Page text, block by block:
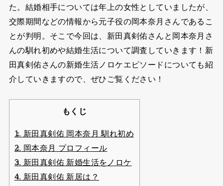
た。結婚相手については年上の女性としていましたが、
交際期間などの情報から元子役の岡本奈月さんであるこ
とが判明。そこで今回は、新田真剣佑さんと岡本奈月さ
んの馴れ初めや結婚生活について調査していきます！新
田真剣佑さんの新婚生活ノロケエピソードについても紹
介していきますので、ぜひご覧ください！
もくじ
1. 新田真剣佑 岡本奈月 馴れ初め
2. 岡本奈月 プロフィール
3. 新田真剣佑 新婚生活をノロケ
4. 新田真剣佑 新居は？